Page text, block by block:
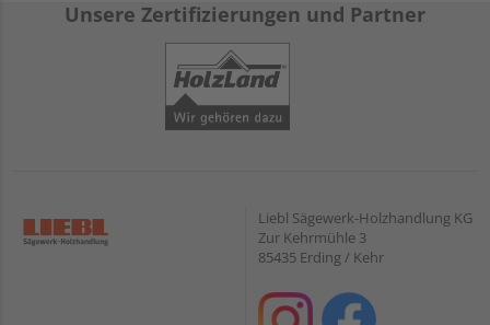
Unsere Zertifizierungen und Partner
Liebl Sägewerk-Holzhandlung KG
Zur Kehrmühle 3
85435 Erding / Kehr